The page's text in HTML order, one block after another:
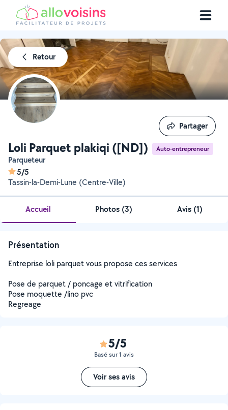
Retour
Loli Parquet plakiqi ([ND]) Auto-entrepreneur
Parqueteur
5/5
Tassin-la-Demi-Lune (Centre-Ville)
Partager
Partager
Accueil Photos (3) Avis (1)
Présentation
Entreprise loli parquet vous propose ces services
Pose de parquet / poncage et vitrification
Pose moquette /lino pvc
Regreage
5/5
Basé sur 1 avis
Voir ses avis